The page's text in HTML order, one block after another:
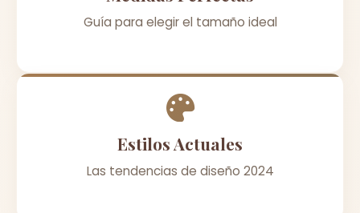
Guía para elegir el tamaño ideal
Estilos Actuales
Las tendencias de diseño 2024